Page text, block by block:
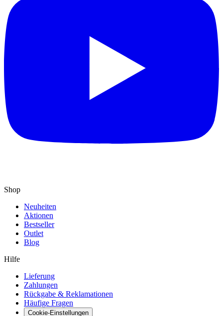
Shop
Neuheiten
Aktionen
Bestseller
Outlet
Blog
Hilfe
Lieferung
Zahlungen
Rückgabe & Reklamationen
Häufige Fragen
Cookie-Einstellungen